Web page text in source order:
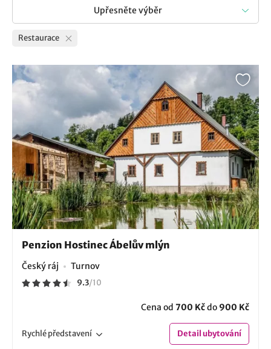
Upřesněte výběr
Restaurace
Penzion Hostinec Ábelův mlýn
Český ráj Turnov
9.3/10
Cena od 700 Kčdo 900 Kč
Rychlépředstavení Detailubytování